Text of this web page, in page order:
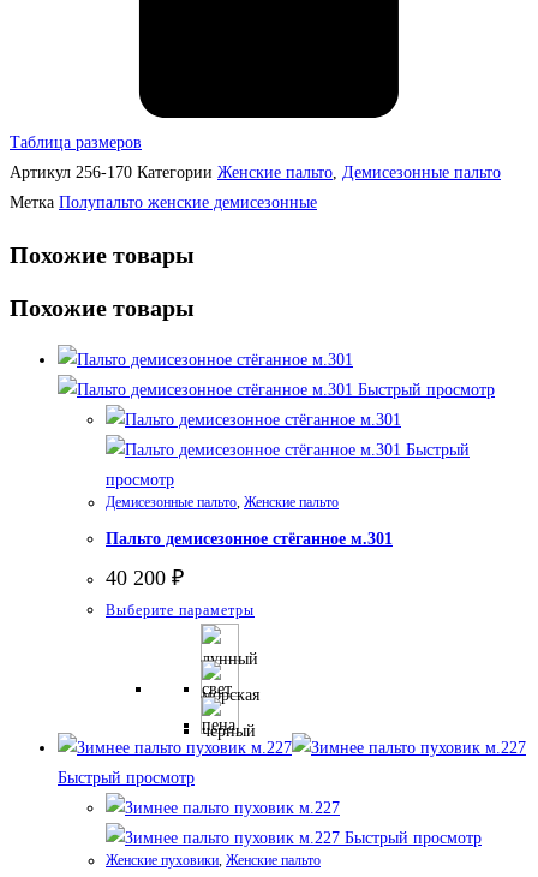
Таблица размеров
Артикул 256-170 Категории Женские пальто, Демисезонные пальто
Метка Полупальто женские демисезонные
Похожие товары
Похожие товары
Быстрый просмотр
Быстрый
просмотр
Демисезонные пальто, Женские пальто
Пальто демисезонное стёганное м.301
40 200 ₽
Выберите параметры
имеет
несколько
вариаций.
Опции
выбрать
на
Быстрый просмотр
Быстрый просмотр
Женские пуховики, Женские пальто